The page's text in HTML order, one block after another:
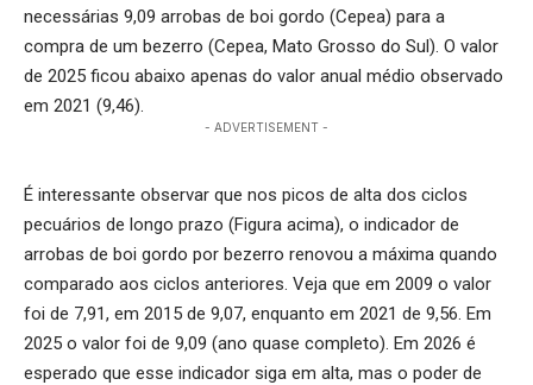
necessárias 9,09 arrobas de boi gordo (Cepea) para a
compra de um bezerro (Cepea, Mato Grosso do Sul). O valor
de 2025 ficou abaixo apenas do valor anual médio observado
em 2021 (9,46).
- ADVERTISEMENT -
É interessante observar que nos picos de alta dos ciclos
pecuários de longo prazo (Figura acima), o indicador de
arrobas de boi gordo por bezerro renovou a máxima quando
comparado aos ciclos anteriores. Veja que em 2009 o valor
foi de 7,91, em 2015 de 9,07, enquanto em 2021 de 9,56. Em
2025 o valor foi de 9,09 (ano quase completo). Em 2026 é
esperado que esse indicador siga em alta, mas o poder de